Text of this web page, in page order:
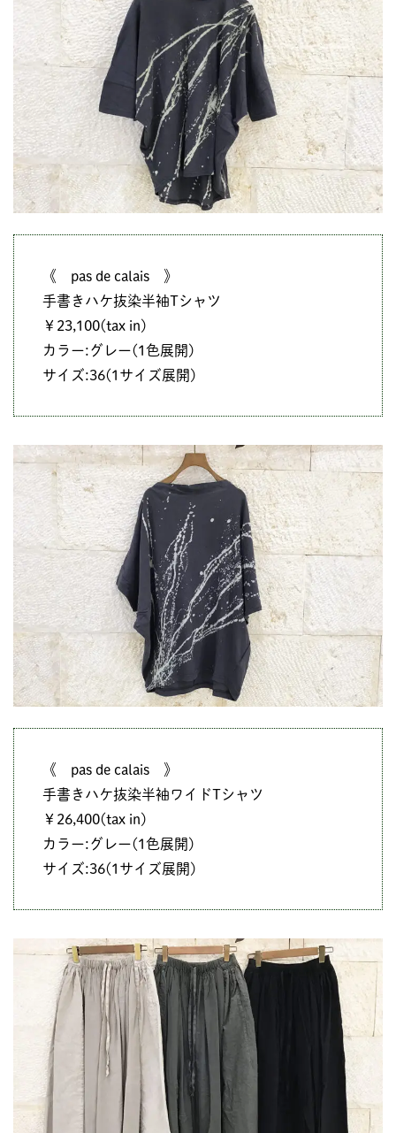
《 pas de calais 》
手書きハケ抜染半袖Tシャツ
￥23,100(tax in)
カラー:グレー(1色展開)
サイズ:36(1サイズ展開)
《 pas de calais 》
手書きハケ抜染半袖ワイドTシャツ
￥26,400(tax in)
カラー:グレー(1色展開)
サイズ:36(1サイズ展開)